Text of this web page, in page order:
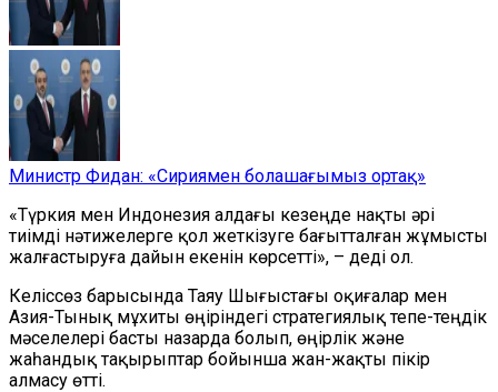
Министр Фидан: «Сириямен болашағымыз ортақ»
«Түркия мен Индонезия алдағы кезеңде нақты әрі
тиімді нәтижелерге қол жеткізуге бағытталған жұмысты
жалғастыруға дайын екенін көрсетті», – деді ол.
Келіссөз барысында Таяу Шығыстағы оқиғалар мен
Азия-Тынық мұхиты өңіріндегі стратегиялық тепе-теңдік
мәселелері басты назарда болып, өңірлік және
жаһандық тақырыптар бойынша жан-жақты пікір
алмасу өтті.